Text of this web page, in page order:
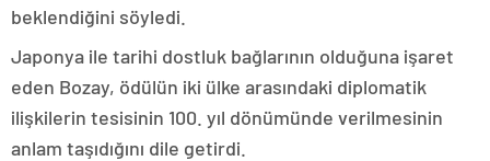
beklendiğini söyledi.
Japonya ile tarihi dostluk bağlarının olduğuna işaret
eden Bozay, ödülün iki ülke arasındaki diplomatik
ilişkilerin tesisinin 100. yıl dönümünde verilmesinin
anlam taşıdığını dile getirdi.